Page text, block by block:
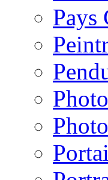
Pays